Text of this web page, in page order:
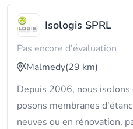
Isologis SPRL
Pas encore d'évaluation
Malmedy(29 km)
Depuis 2006, nous
posons membranes
neuves ou en rénovation,